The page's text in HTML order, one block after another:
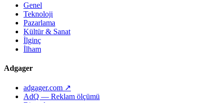
Genel
Teknoloji
Pazarlama
Kültür & Sanat
İlginç
İlham
Adgager
adgager.com ↗
AdQ — Reklam ölçümü